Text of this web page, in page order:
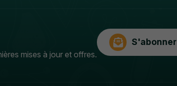
mises à jour et offres.
S'abonner